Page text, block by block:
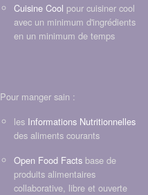
Cuisine Cool pour cuisiner cool
avec un minimum d'ingrédients
en un minimum de temps
Pour manger sain :
les Informations Nutritionnelles
des aliments courants
Open Food Facts base de
produits alimentaires
collaborative, libre et ouverte